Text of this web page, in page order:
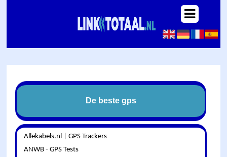
De beste gps
Allekabels.nl | GPS Trackers
ANWB - GPS Tests